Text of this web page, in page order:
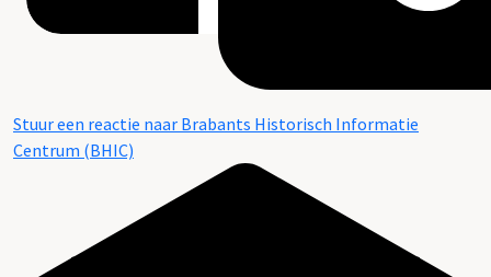
Stuur een reactie naar Brabants Historisch Informatie
Centrum (BHIC)